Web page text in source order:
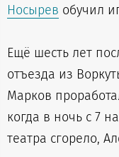
Носырев обучил
Ещё шесть лет
отъезда из
Марков
когда в ночь с 7
театра сгорело,